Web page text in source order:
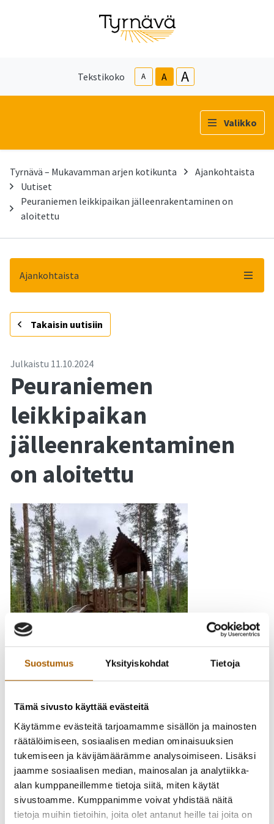
Suostumus Yksityiskohdat Tietoja
Tämä sivusto käyttää evästeitä
Käytämme evästeitä tarjoamamme sisällön ja mainosten
räätälöimiseen, sosiaalisen median ominaisuuksien
tukemiseen ja kävijämäärämme analysoimiseen. Lisäksi
jaamme sosiaalisen median, mainosalan ja analytiikka-
alan kumppaneillemme tietoja siitä, miten käytät
sivustoamme. Kumppanimme voivat yhdistää näitä
tietoja muihin tietoihin, joita olet antanut heille tai joita on
Tekstikoko A A A
Valikko
Tyrnävä – Mukavamman arjen kotikunta
Ajankohtaista
Uutiset
Peuraniemen leikkipaikan jälleenrakentaminen on
aloitettu
Ajankohtaista
- Takaisin uutisiin
Julkaistu 11.10.2024
Peuraniemen
leikkipaikan
jälleenrakentaminen
on aloitettu
Murrossa sijaitsevan Peuraniemen leikkipaikkaa on aloitettu
rakentamaan tällä viikolla. Leikkipaikalle tulee entisten
välineiden lisäksi suosittu pesäkeinu.Leikkipaikan on
tarkoitus valmistua tälle vuodelle. Leikkipaikan ilme säilyy
luonnollisena ja metsäisenä.